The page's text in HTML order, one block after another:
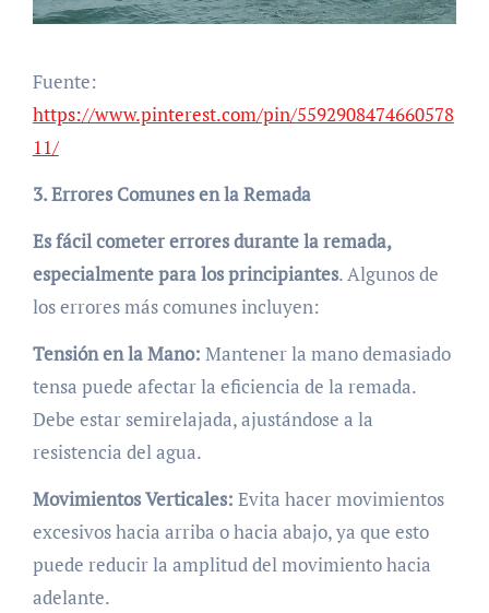
Fuente:
https://www.pinterest.com/pin/5592908474660578
11/
3. Errores Comunes en la Remada
Es fácil cometer errores durante la remada,
especialmente para los principiantes. Algunos de
los errores más comunes incluyen:
Tensión en la Mano: Mantener la mano demasiado
tensa puede afectar la eficiencia de la remada.
Debe estar semirelajada, ajustándose a la
resistencia del agua.
Movimientos Verticales: Evita hacer movimientos
excesivos hacia arriba o hacia abajo, ya que esto
puede reducir la amplitud del movimiento hacia
adelante.